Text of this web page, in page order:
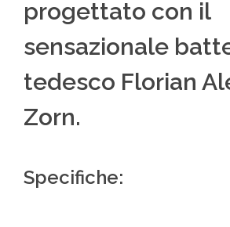
progettato con il
sensazionale
tedesco Florian
Zorn.
Specifiche: